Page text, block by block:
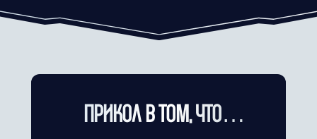
ПРИКОЛ В ТОМ, ЧТО…